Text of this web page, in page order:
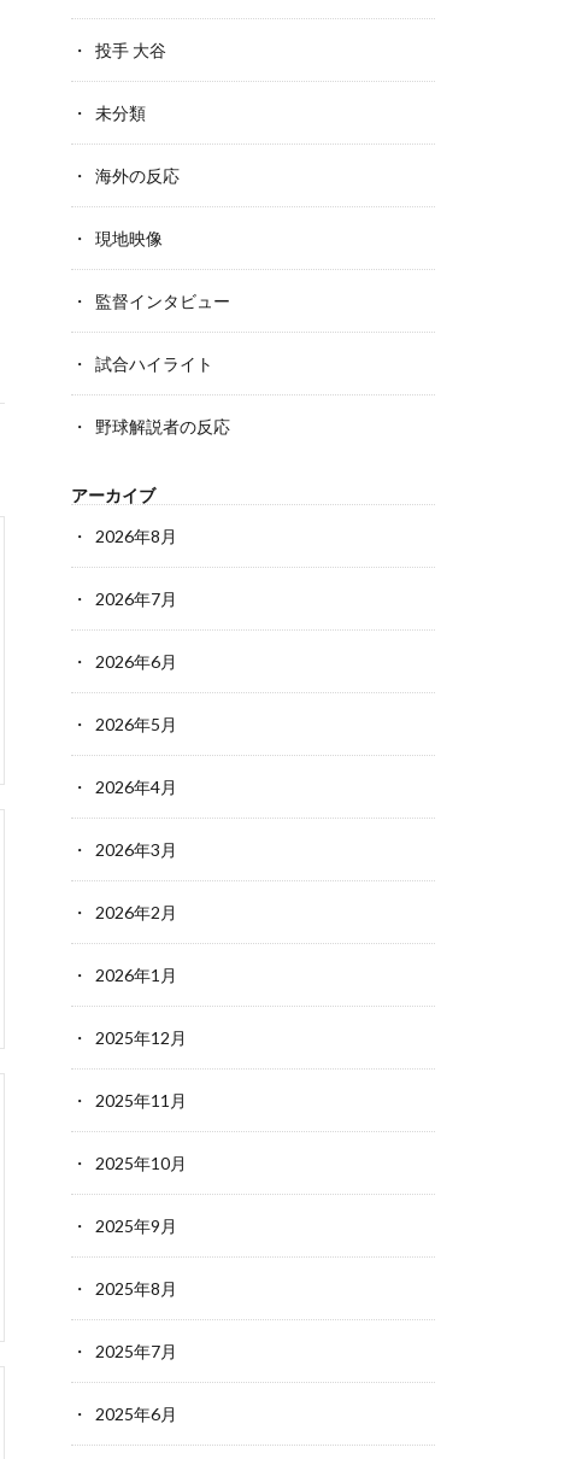
投手 大谷
未分類
海外の反応
現地映像
監督インタビュー
試合ハイライト
野球解説者の反応
アーカイブ
2026年8月
2026年7月
2026年6月
2026年5月
2026年4月
2026年3月
2026年2月
2026年1月
2025年12月
2025年11月
2025年10月
2025年9月
2025年8月
2025年7月
2025年6月